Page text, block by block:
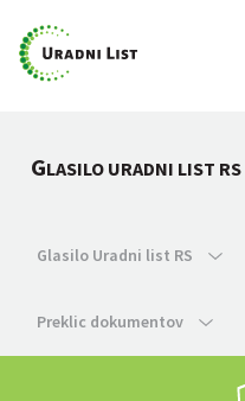
GLASILO URADNI LIST RS
Glasilo Uradni list RS
Preklic dokumentov